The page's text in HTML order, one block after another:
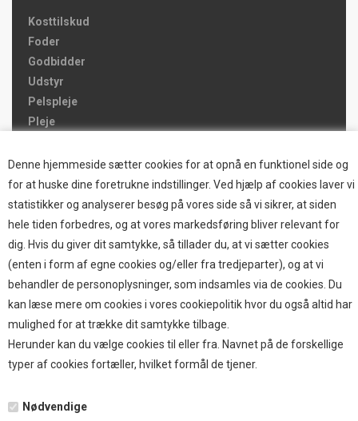
Denne hjemmeside sætter cookies for at opnå en funktionel side og
for at huske dine foretrukne indstillinger. Ved hjælp af cookies laver vi
statistikker og analyserer besøg på vores side så vi sikrer, at siden
hele tiden forbedres, og at vores markedsføring bliver relevant for
dig. Hvis du giver dit samtykke, så tillader du, at vi sætter cookies
(enten i form af egne cookies og/eller fra tredjeparter), og at vi
behandler de personoplysninger, som indsamles via de cookies. Du
kan læse mere om cookies i vores cookiepolitik hvor du også altid har
mulighed for at trække dit samtykke tilbage.
Herunder kan du vælge cookies til eller fra. Navnet på de forskellige
typer af cookies fortæller, hvilket formål de tjener.
Nødvendige
Kosttilskud
Foder
Godbidder
Udstyr
Pelspleje
Pleje
Brands
TOP BRANDS
HOKAMIX
HVALPESTART RAIZUP
Thule hundbure
GRAU
STARMARK
VARIOCAGE-MIMSAFE